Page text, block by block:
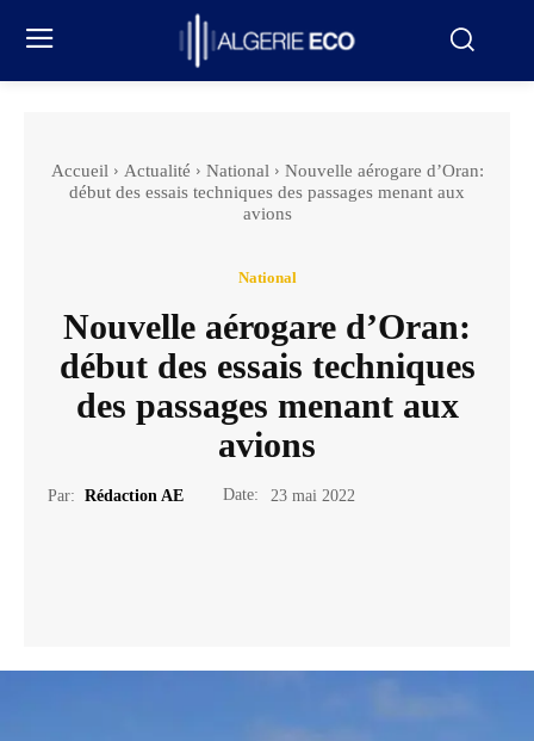
Accueil Actualité National
Nouvelle aérogare d’Oran:
début des essais techniques des passages menant aux
avions
National
Nouvelle aérogare d’Oran:
début des essais techniques
des passages menant aux
avions
Par: Rédaction AE Date: 23 mai 2022